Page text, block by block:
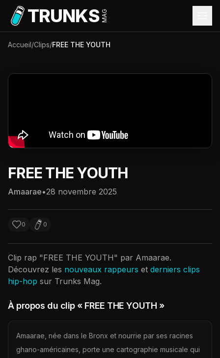
Aller au contenu principal
TRUNKSMAG
Accueil/Clips/FREE THE YOUTH
FREE THE YOUTH
Amaarae•28 novembre 2025
0 0
Clip rap "FREE THE YOUTH" par Amaarae.
Découvrez les nouveaux rappeurs et derniers clips
hip-hop sur Trunks Mag.
À propos du clip« FREE THE YOUTH »
Amaarae, née dans le Bronx et nourrie par ses racines
ghano-américaines, porte une cartographie musicale qui